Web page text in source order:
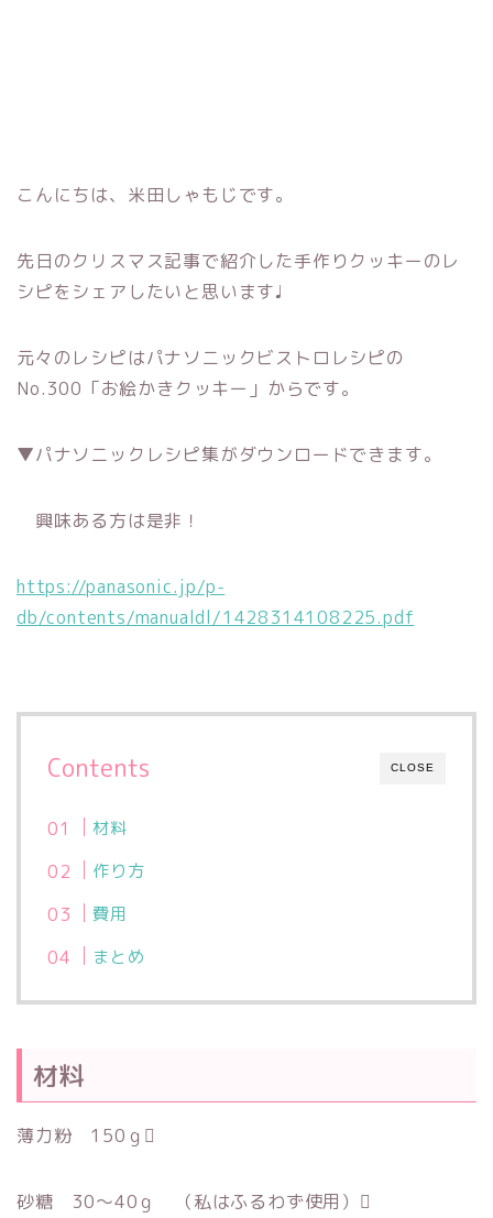
こんにちは、米田しゃもじです。
先日のクリスマス記事で紹介した手作りクッキーのレ
シピをシェアしたいと思います♩
元々のレシピはパナソニックビストロレシピの
No.300「お絵かきクッキー」からです。
▼パナソニックレシピ集がダウンロードできます。
興味ある方は是非！
https://panasonic.jp/p-
db/contents/manualdl/1428314108225.pdf
CLOSE
Contents
材料
作り方
費用
まとめ
材料
薄力粉 150ｇ
砂糖 30〜40ｇ （私はふるわず使用）